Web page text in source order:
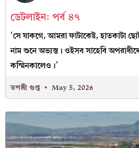
ডেটলাইন: পর্ব ৪৭
‘সে যাকগে, আমরা ফাটাকেষ্ট, হাতকাটা
নাম শুনে অভ্যস্ত। ওইসব সাহেবি
কস্মিনকালেও।’
তপশ্রী গুপ্ত May 5, 2026